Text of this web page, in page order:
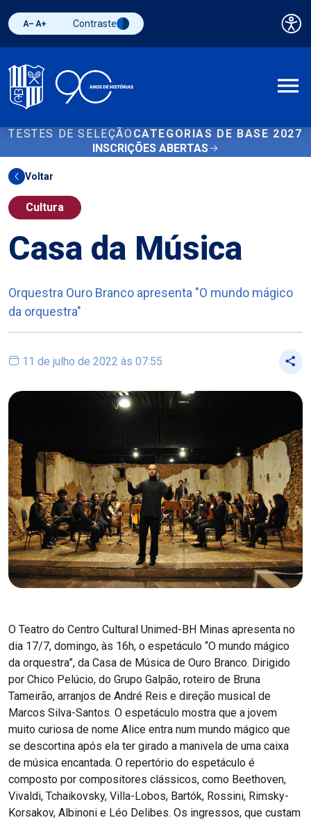
Diminuir fonte
Aumentar fonteAlternar contraste
Contraste
TESTES DE SELEÇÃO CATEGORIAS DE BASE 2027
INSCRIÇÕES ABERTAS
Voltar
Cultura
Casa da Música
Orquestra Ouro Branco apresenta "O mundo mágico
da orquestra"
11 de julho de 2022 às 07:55
O Teatro do Centro Cultural Unimed-BH Minas apresenta no
dia 17/7, domingo, às 16h, o espetáculo “O mundo mágico
da orquestra”, da Casa de Música de Ouro Branco. Dirigido
por Chico Pelúcio, do Grupo Galpão, roteiro de Bruna
Tameirão, arranjos de André Reis e direção musical de
Marcos Silva-Santos. O espetáculo mostra que a jovem
muito curiosa de nome Alice entra num mundo mágico que
se descortina após ela ter girado a manivela de uma caixa
de música encantada. O repertório do espetáculo é
composto por compositores clássicos, como Beethoven,
Vivaldi, Tchaikovsky, Villa-Lobos, Bartók, Rossini, Rimsky-
Korsakov, Albinoni e Léo Delibes. Os ingressos, que custam